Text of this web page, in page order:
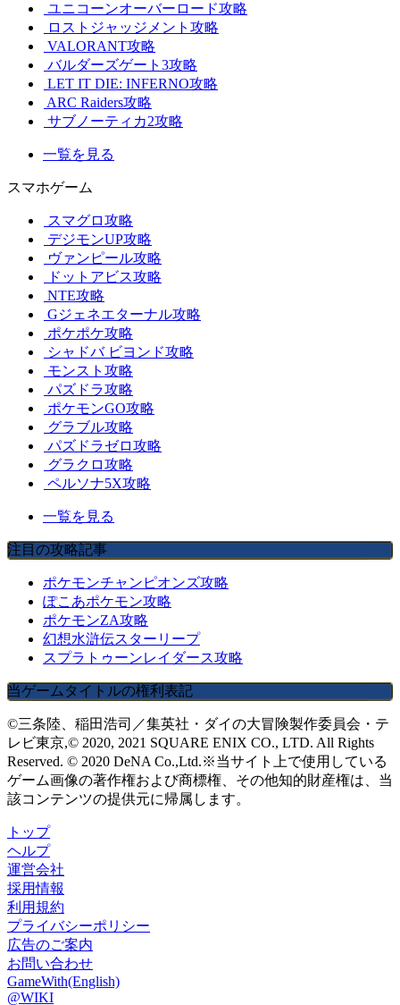
ユニコーンオーバーロード攻略
ロストジャッジメント攻略
VALORANT攻略
バルダーズゲート3攻略
LET IT DIE: INFERNO攻略
ARC Raiders攻略
サブノーティカ2攻略
一覧を見る
スマホゲーム
スマグロ攻略
デジモンUP攻略
ヴァンピール攻略
ドットアビス攻略
NTE攻略
Gジェネエターナル攻略
ポケポケ攻略
シャドバ ビヨンド攻略
モンスト攻略
パズドラ攻略
ポケモンGO攻略
グラブル攻略
パズドラゼロ攻略
グラクロ攻略
ペルソナ5X攻略
一覧を見る
注目の攻略記事
ポケモンチャンピオンズ攻略
ぽこあポケモン攻略
ポケモンZA攻略
幻想水滸伝スターリープ
スプラトゥーンレイダース攻略
当ゲームタイトルの権利表記
©三条陸、稲田浩司／集英社・ダイの大冒険製作委員会・テ
レビ東京,© 2020, 2021 SQUARE ENIX CO., LTD. All Rights
Reserved. © 2020 DeNA Co.,Ltd.※当サイト上で使用している
ゲーム画像の著作権および商標権、その他知的財産権は、当
該コンテンツの提供元に帰属します。
トップ
ヘルプ
運営会社
採用情報
利用規約
プライバシーポリシー
広告のご案内
お問い合わせ
GameWith(English)
@WIKI